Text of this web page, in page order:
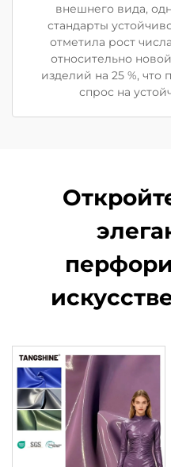
внешнего вида,
стандарты
отметила рост
относительно
изделий на 25 %,
спрос на